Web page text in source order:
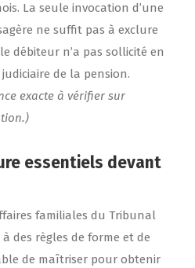
La seule invocation d’une
ne suffit pas à exclure
débiteur n’a pas sollicité en
de la pension.
exacte à vérifier sur
essentiels devant
familiales du Tribunal
des règles de forme et de
de maîtriser pour obtenir